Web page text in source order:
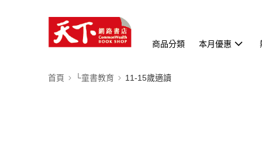
商品分類 本月優惠
首頁 └童書教育 11-15歲適讀